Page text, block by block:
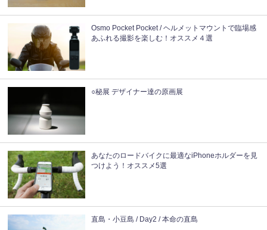
Osmo Pocket Pocket / ヘルメットマウントで臨場感
あふれる撮影を楽しむ！オススメ４選
○秘展 デザイナー達の原画展
あなたのロードバイクに最適なiPhoneホルダーを見
つけよう！オススメ5選
直島・小豆島 / Day2 / 本命の直島